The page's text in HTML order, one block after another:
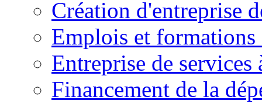
Création d'entreprise
Emplois et formations
Entreprise de services
Financement de la